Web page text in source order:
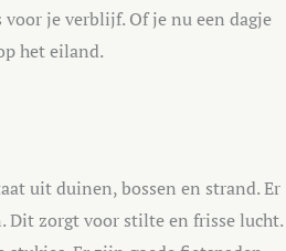
je verblijf. Of je nu een dagje
het eiland.
uit duinen, bossen en strand. Er
Dit zorgt voor stilte en frisse lucht.